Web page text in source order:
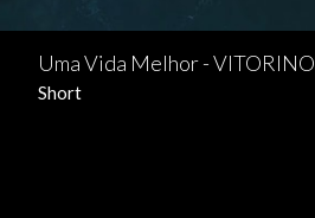
Uma Vida Melhor - VITORINO
Short